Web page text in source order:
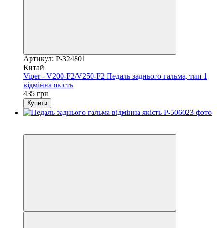
Артикул: P-324801
Китай
Viper - V200-F2/V250-F2 Педаль заднього гальма, тип 1
відмінна якість
435 грн
Купити